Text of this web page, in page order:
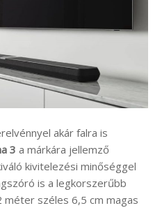
akár falra is
3 a márkára jellemző
kivitelezési minőséggel
is a legkorszerűbb
méter széles 6,5 cm magas